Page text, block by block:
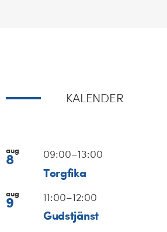
KALENDER
aug
8 09:00–13:00
Torgfika
aug
9 11:00–12:00
Gudstjänst